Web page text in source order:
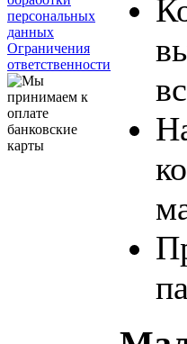
персональных
данных
Ограничения
ответственности